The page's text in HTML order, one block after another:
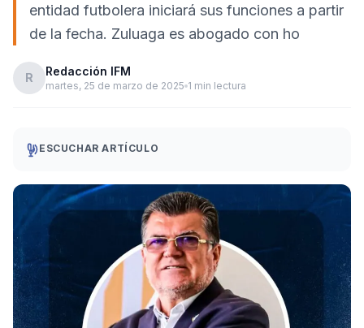
entidad futbolera iniciará sus funciones a partir
de la fecha. Zuluaga es abogado con ho
R Redacción IFM
martes, 25 de marzo de 2025 1 min lectura
ESCUCHAR ARTÍCULO